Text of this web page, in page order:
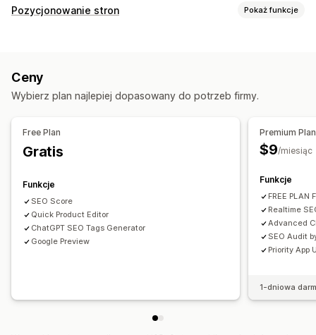
Tworzenie treści
Pozycjonowanie stron
Optymalizacja słów kluczowych
Metatagi Tagi artykułów
Posty wyróżnione
Pozycjonowanie stron Pokaż funkcje
Optymalizacja zawartości
Ceny
Wybierz plan najlepiej dopasowany do potrzeb firmy.
Free Plan
Gratis
Funkcje
SEO Score
Quick Product Editor
ChatGPT SEO Tags Generator
Google Preview
Premium Plan
$9/miesiąc
Funkcje
FREE PLAN
Realtime
Advanced
SEO Audit
Priority App
1-dniowa